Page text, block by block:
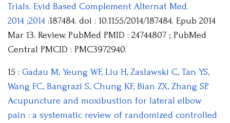
Trials. Evid Based Complement Alternat Med.
2014 ;2014 :187484. doi : 10.1155/2014/187484. Epub 2014
Mar 13. Review. PubMed PMID : 24744807 ; PubMed
Central PMCID : PMC3972940.
15 : Gadau M, Yeung WF, Liu H, Zaslawski C, Tan YS,
Wang FC, Bangrazi S, Chung KF, Bian ZX, Zhang SP.
Acupuncture and moxibustion for lateral elbow
pain : a systematic review of randomized controlled